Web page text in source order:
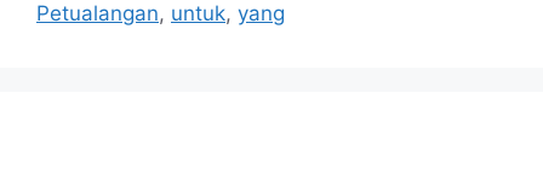
Petualangan, untuk, yang